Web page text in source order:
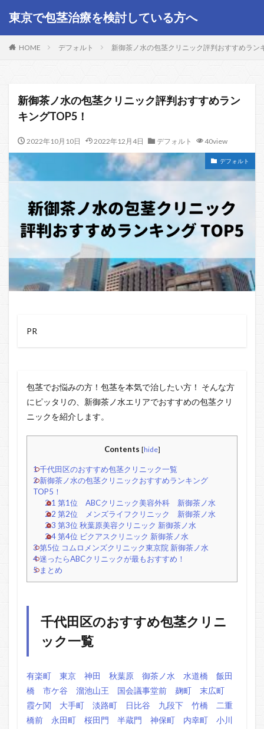
東京で包茎治療を検討している方へ
HOME デフォルト 新御茶ノ水の包茎クリニック評判おすすめラン
新御茶ノ水の包茎クリニック評判おすすめラン
キングTOP5！
2022年10月10日 2022年12月4日 デフォルト 40view
デフォルト
PR
包茎でお悩みの方！包茎を本気で治したい方！ そんな方
にピッタリの、新御茶ノ水エリアでおすすめの包茎クリ
ニックを紹介します。
Contents [hide]
1千代田区のおすすめ包茎クリニック一覧
2新御茶ノ水の包茎クリニックおすすめランキング
TOP5！
2.1 第1位 ABCクリニック美容外科 新御茶ノ水
2.2 第2位 メンズライフクリニック 新御茶ノ水
2.3 第3位 秋葉原美容クリニック 新御茶ノ水
2.4第4位 ビクアスクリニック 新御茶ノ水
3第5位 コムロメンズクリニック東京院 新御茶ノ水
4迷ったらABCクリニックが最もおすすめ！
5まとめ
千代田区のおすすめ包茎クリニ
ック一覧
有楽町 東京 神田 秋葉原 御茶ノ水 水道橋
飯田
橋
市ケ谷 溜池山王 国会議事堂前 麹町
末広町
霞ケ関
大手町 淡路町 日比谷 九段下 竹橋
二重
橋前
永田町 桜田門 半蔵門 神保町 内幸町
小川